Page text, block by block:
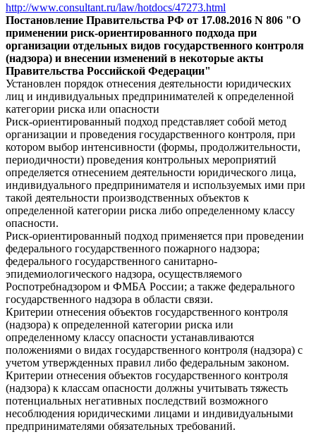
http://www.consultant.ru/law/hotdocs/47273.html
Постановление Правительства РФ от 17.08.2016 N 806 "О
применении риск-ориентированного подхода при
организации отдельных видов государственного контроля
(надзора) и внесении изменений в некоторые акты
Правительства Российской Федерации"
Установлен порядок отнесения деятельности юридических
лиц и индивидуальных предпринимателей к определенной
категории риска или опасности
Риск-ориентированный подход представляет собой метод
организации и проведения государственного контроля, при
котором выбор интенсивности (формы, продолжительности,
периодичности) проведения контрольных мероприятий
определяется отнесением деятельности юридического лица,
индивидуального предпринимателя и используемых ими при
такой деятельности производственных объектов к
определенной категории риска либо определенному классу
опасности.
Риск-ориентированный подход применяется при проведении
федерального государственного пожарного надзора;
федерального государственного санитарно-
эпидемиологического надзора, осуществляемого
Роспотребнадзором и ФМБА России; а также федерального
государственного надзора в области связи.
Критерии отнесения объектов государственного контроля
(надзора) к определенной категории риска или
определенному классу опасности устанавливаются
положениями о видах государственного контроля (надзора) с
учетом утвержденных правил либо федеральным законом.
Критерии отнесения объектов государственного контроля
(надзора) к классам опасности должны учитывать тяжесть
потенциальных негативных последствий возможного
несоблюдения юридическими лицами и индивидуальными
предпринимателями обязательных требований.